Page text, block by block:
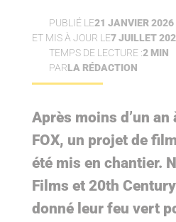
PUBLIÉ LE21 JANVIER
ET MIS À JOUR LE7 JUILLET
TEMPS DE LECTURE :2 MIN
PARLA RÉDACTION
Après moins d’un an
FOX, un projet de
été mis en chantier.
Films et 20th
donné leur feu vert